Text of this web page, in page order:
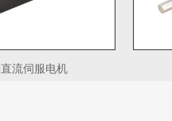
流伺服电机